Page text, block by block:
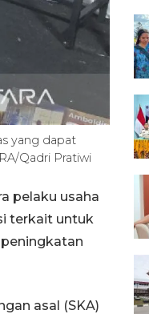
yang dapat
Qadri Pratiwi
pelaku usaha
terkait untuk
asal (SKA)